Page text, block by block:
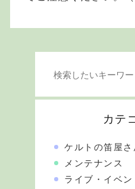
カテ
ケルトの笛屋さ
メンテナンス
ライブ・イベン